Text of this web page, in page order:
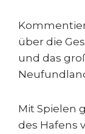
über die
und das
Mit Spielen
des Hafens